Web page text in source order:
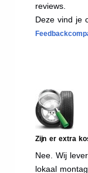
reviews.
Deze vind je
Zijn er extra
Nee. Wij
lokaal